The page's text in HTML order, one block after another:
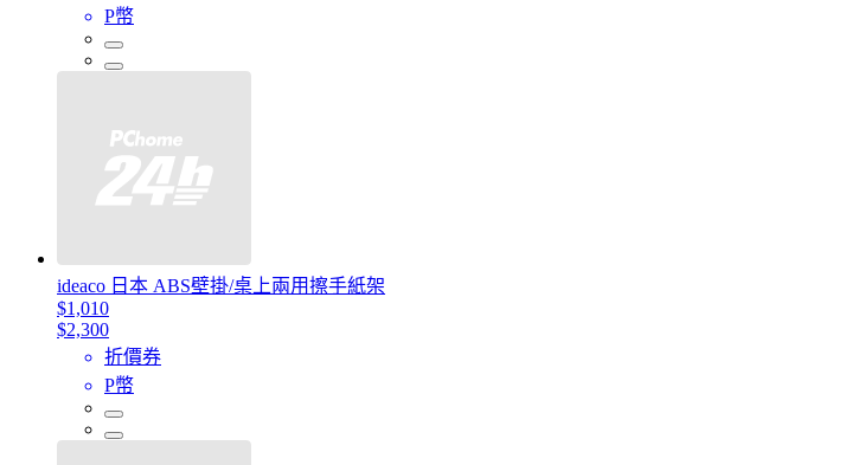
P幣
ideaco 日本 ABS壁掛/桌上兩用擦手紙架
$1,010
$2,300
折價券
P幣